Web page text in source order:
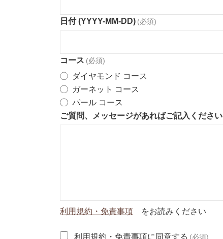
日付 (YYYY-MM-DD) (必須)
コース (必須)
ダイヤモンド コース
ガーネット コース
パール コース
ご質問、メッセージがあればご記入ください
利用規約・免責事項 をお読みください
利用規約・免責事項に同意する (必須)